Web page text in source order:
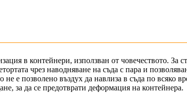
в контейнери, използван от човечеството.
чрез наводняване на съда с пара и
не е позволено въздух да навлиза в съда по
за да се предотврати деформация на контейнера.